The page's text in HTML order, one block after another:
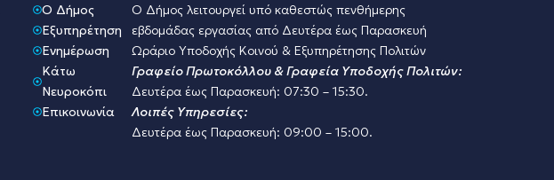
O Δήμος
Εξυπηρέτηση
Ενημέρωση
Κάτω
Νευροκόπι
Επικοινωνία
Ο Δήμος λειτουργεί υπό καθεστώς πενθήμερης
εβδομάδας εργασίας από Δευτέρα έως Παρασκευή
Ωράριο Υποδοχής Κοινού & Εξυπηρέτησης Πολιτών
Γραφείο Πρωτοκόλλου & Γραφεία Υποδοχής Πολιτών:
Δευτέρα έως Παρασκευή: 07:30 – 15:30.
Λοιπές Υπηρεσίες:
Δευτέρα έως Παρασκευή: 09:00 – 15:00.